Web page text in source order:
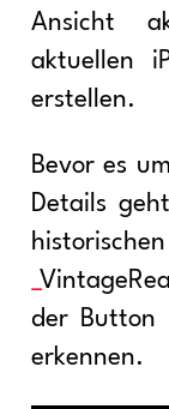
Ansicht
aktuellen
erstellen.
Bevor es
Details
der Button
erkennen.